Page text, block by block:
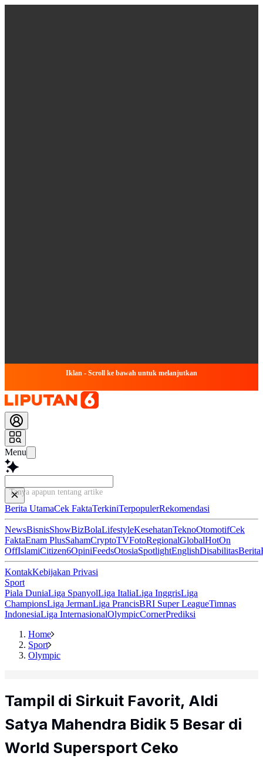
Iklan - Scroll ke bawah untuk melanjutkan
Menu
Tanya apapun tentang artikel ini...
Berita UtamaCek FaktaTerkiniTerpopulerRekomendasi
NewsBisnisShowBizBolaLifestyleKesehatanTeknoOtomotifCek
FaktaEnam PlusSahamCryptoTVFotoRegionalGlobalHotOn
OffIslamiCitizen6OpiniFeedsOtosiaSpotlightEnglishDisabilitasBerita
KontakKebijakan Privasi
Sport
Piala DuniaLiga SpanyolLiga ItaliaLiga InggrisLiga
ChampionsLiga JermanLiga PrancisBRI Super LeagueTimnas
IndonesiaLiga InternasionalOlympicCornerPrediksi
Home
Sport
Olympic
Tampil di Sirkuit Favorit, Aldi
Satya Mahendra Bidik 5 Besar di
World Supersport Ceko